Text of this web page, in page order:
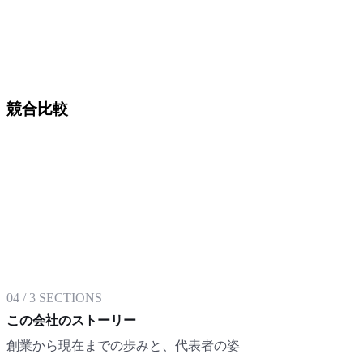
競合比較
04 /3 SECTIONS
この会社のストーリー
創業から現在までの歩みと、代表者の姿